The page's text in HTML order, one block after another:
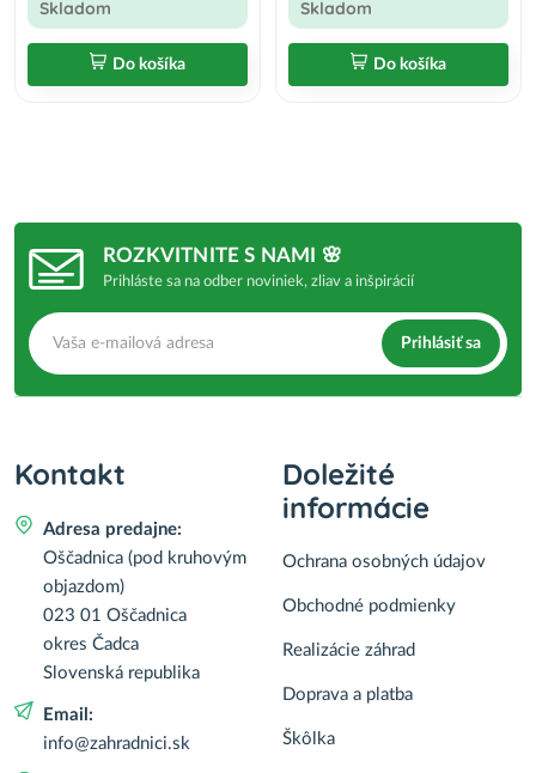
Skladom
Do košíka
Skladom
Do košíka
ROZKVITNITE S NAMI 🌸
Prihláste sa na odber noviniek, zliav a inšpirácií
Prihlásiť sa
Kontakt
Adresa predajne:
Oščadnica (pod kruhovým
objazdom)
023 01 Oščadnica
okres Čadca
Slovenská republika
Email:
info@zahradnici.sk
Doležité
informácie
Ochrana osobných údajov
Obchodné podmienky
Realizácie záhrad
Doprava a platba
Škôlka